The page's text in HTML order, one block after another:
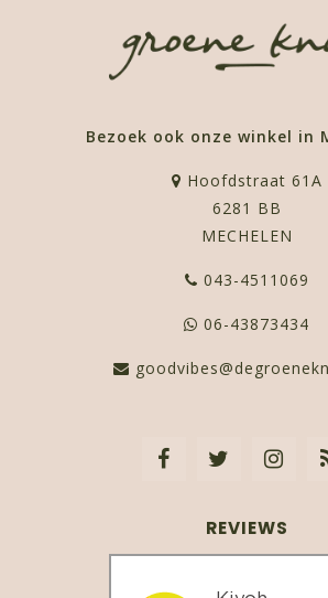
Bezoek ook onze winkel in
Hoofdstraat 61A
6281 BB
MECHELEN
043-4511069
06-43873434
REVIEWS